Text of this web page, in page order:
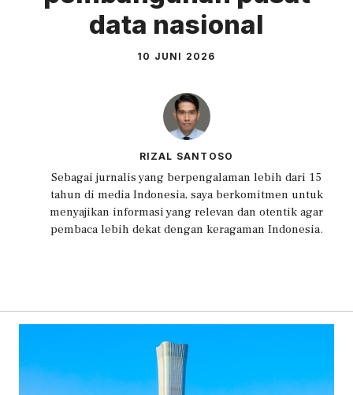
data nasional
10 JUNI 2026
RIZAL SANTOSO
Sebagai jurnalis yang berpengalaman lebih dari 15
tahun di media Indonesia, saya berkomitmen untuk
menyajikan informasi yang relevan dan otentik agar
pembaca lebih dekat dengan keragaman Indonesia.